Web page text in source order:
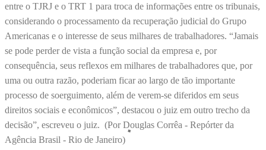
entre o TJRJ e o TRT 1 para troca de informações entre os tribunais,
considerando o processamento da recuperação judicial do Grupo
Americanas e o interesse de seus milhares de trabalhadores. “Jamais
se pode perder de vista a função social da empresa e, por
consequência, seus reflexos em milhares de trabalhadores que, por
uma ou outra razão, poderiam ficar ao largo de tão importante
processo de soerguimento, além de verem-se diferidos em seus
direitos sociais e econômicos”, destacou o juiz em outro trecho da
decisão”, escreveu o juiz. (Por Douglas Corrêa - Repórter da
Agência Brasil - Rio de Janeiro)